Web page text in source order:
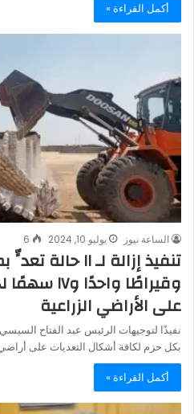
أكمل القراءة »
الساعة نيوز يوليو 10, 2024 6
وقيراطًا
على الأراضي الزراعية
نفيذًا لتوجيهات الرئيس عبد الفتاح
بكل حزم لكافة أشكال التعديات على أراضي
أكمل القراءة »